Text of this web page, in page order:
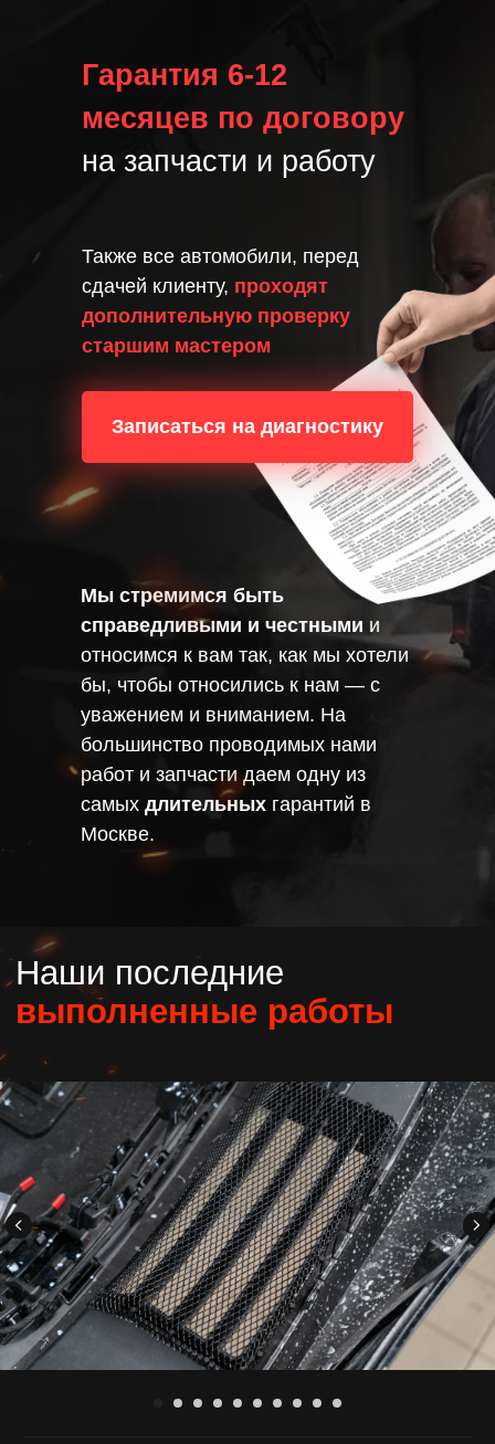
Гарантия 6-12
месяцев по договору
на запчасти и работу
Мы стремимся быть
справедливыми и честными и
относимся к вам так, как мы хотели
бы, чтобы относились к нам — с
уважением и вниманием. На
большинство проводимых нами
работ и запчасти даем одну из
самых длительных гарантий в
Москве.
Также все автомобили, перед
сдачей клиенту, проходят
дополнительную проверку
старшим мастером
Записаться на диагностику